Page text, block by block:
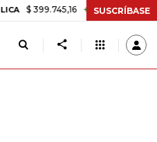
+$ 2.295,71 +0,58% TASA DE
SUSCRÍBASE